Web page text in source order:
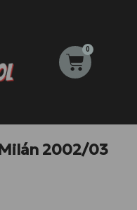
0
Carrito
2002/03